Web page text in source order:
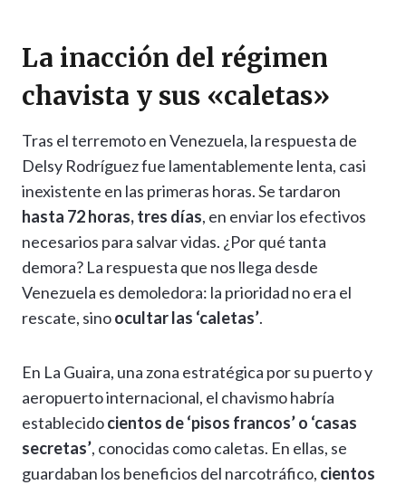
La inacción del régimen
chavista y sus «caletas»
Tras el terremoto en Venezuela, la respuesta de
Delsy Rodríguez fue lamentablemente lenta, casi
inexistente en las primeras horas. Se tardaron
hasta 72 horas, tres días, en enviar los efectivos
necesarios para salvar vidas. ¿Por qué tanta
demora? La respuesta que nos llega desde
Venezuela es demoledora: la prioridad no era el
rescate, sinoocultar las ‘caletas’.
En La Guaira, una zona estratégica por su puerto y
aeropuerto internacional, el chavismo habría
establecidocientos de ‘pisos francos’ o ‘casas
secretas’, conocidas como caletas. En ellas, se
guardaban los beneficios del narcotráfico, cientos